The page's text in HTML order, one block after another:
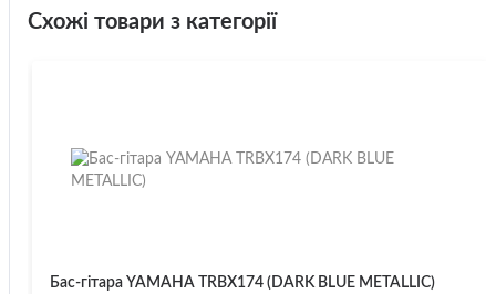
Схожі товари з категорії
Бас-гітара YAMAHA TRBX174 (DARK BLUE METALLIC)